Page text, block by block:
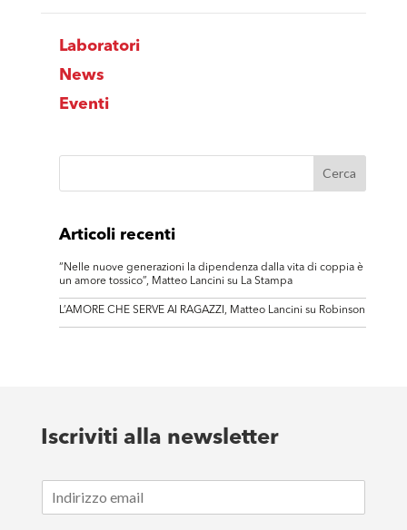
Laboratori
News
Eventi
Articoli recenti
“Nelle nuove generazioni la dipendenza dalla vita di coppia è
un amore tossico”, Matteo Lancini su La Stampa
L’AMORE CHE SERVE AI RAGAZZI, Matteo Lancini su Robinson
Iscriviti alla newsletter
m